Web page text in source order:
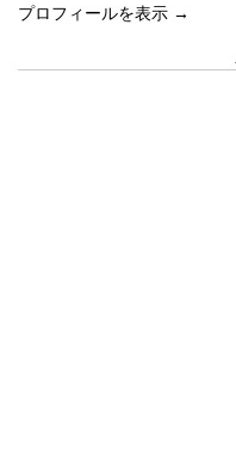
プロフィールを表示 →